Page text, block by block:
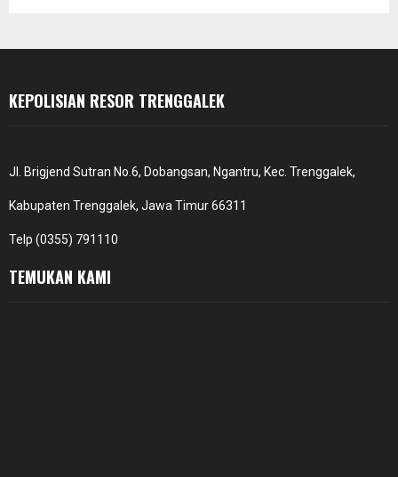
H
KEPOLISIAN RESOR TRENGGALEK
Jl. Brigjend Sutran No.6, Dobangsan, Ngantru, Kec. Trenggalek,
Kabupaten Trenggalek, Jawa Timur 66311
Telp (0355) 791110
TEMUKAN KAMI